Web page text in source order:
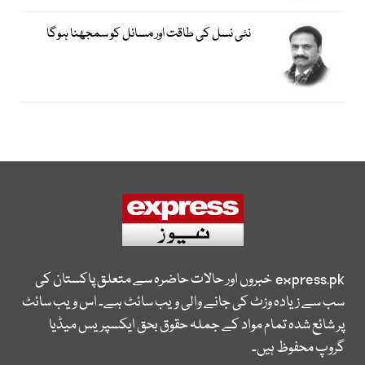
نئی نسل کی طاقت اور مسائل کو سمجھنا ہوگا
express.pkخبروں اور حالات حاضرہ سے متعلق پاکستان کی
سب سے زیادہ وزٹ کی جانے والی ویب سائٹ ہے۔ اس ویب سائٹ
پر شائع شدہ تمام مواد کے جملہ حقوق بحق ایکسپریس میڈیا
گروپ محفوظ ہیں۔